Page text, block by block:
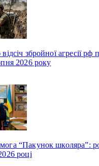
збройної агресії рф
2026 року
“Пакунок школяра”:
році